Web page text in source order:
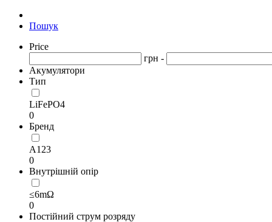
Пошук
Price
грн -
Акумулятори
Тип
LiFePO4
0
Бренд
А123
0
Внутрішній опір
≤6mΩ
0
Постійний струм розряду